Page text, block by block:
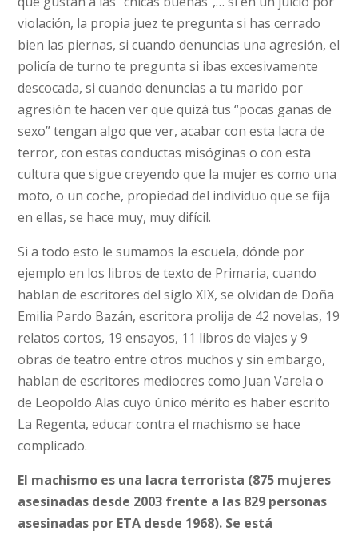
violación, la propia juez te pregunta si has cerrado
bien las piernas, si cuando denuncias una agresión, el
policía de turno te pregunta si ibas excesivamente
descocada, si cuando denuncias a tu marido por
agresión te hacen ver que quizá tus “pocas ganas de
sexo” tengan algo que ver, acabar con esta lacra de
terror, con estas conductas misóginas o con esta
cultura que sigue creyendo que la mujer es como una
moto, o un coche, propiedad del individuo que se fija
en ellas, se hace muy, muy difícil.
Si a todo esto le sumamos la escuela, dónde por
ejemplo en los libros de texto de Primaria, cuando
hablan de escritores del siglo XIX, se olvidan de Doña
Emilia Pardo Bazán, escritora prolija de 42 novelas, 19
relatos cortos, 19 ensayos, 11 libros de viajes y 9
obras de teatro entre otros muchos y sin embargo,
hablan de escritores mediocres como Juan Varela o
de Leopoldo Alas cuyo único mérito es haber escrito
La Regenta, educar contra el machismo se hace
complicado.
El machismo es una lacra terrorista (875 mujeres
asesinadas desde 2003 frente a las 829 personas
asesinadas por ETA desde 1968). Se está